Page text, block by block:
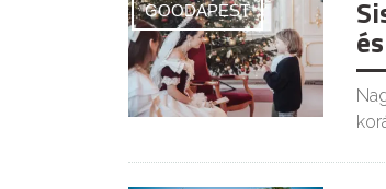
GOODAPEST